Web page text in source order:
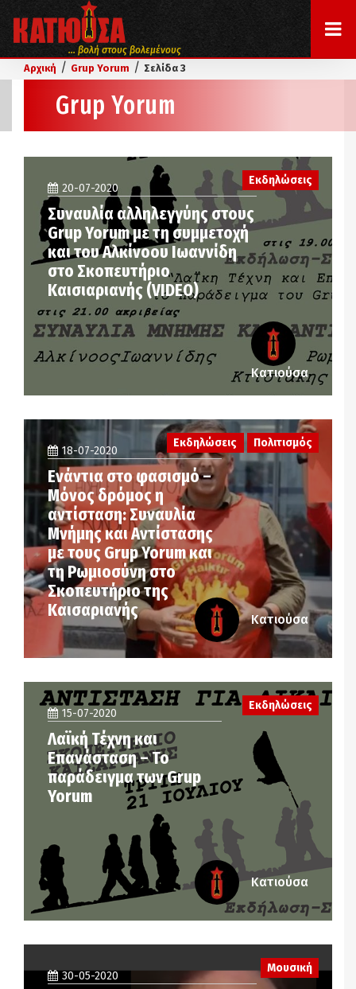
... βολή στους βολεμένους
Αρχική / Grup Yorum / Σελίδα 3
Grup Yorum
Εκδηλώσεις
20-07-2020
Συναυλία αλληλεγγύης στους
Grup Yorum με τη συμμετοχή
και του Αλκίνοου Ιωαννίδη
στο Σκοπευτήριο
Καισιαριανής (VIDEO)
Κατιούσα
18-07-2020
Ενάντια στο φασισμό –
Μόνος δρόμος η
αντίσταση: Συναυλία
Μνήμης και Αντίστασης
με τους Grup Yorum και
τη Ρωμιοσύνη στο
Σκοπευτήριο της
Καισαριανής
Εκδηλώσεις Πολιτισμός
Κατιούσα
15-07-2020
Λαϊκή Τέχνη και
Επανάσταση – Το
παράδειγμα των Grup
Yorum
Εκδηλώσεις
Κατιούσα
Μουσική
30-05-2020